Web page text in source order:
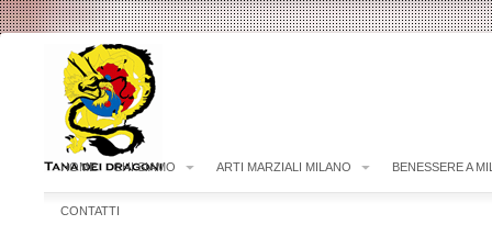
HOME CHI SIAMO ARTI MARZIALI MILANO BENESSERE A
CONTATTI